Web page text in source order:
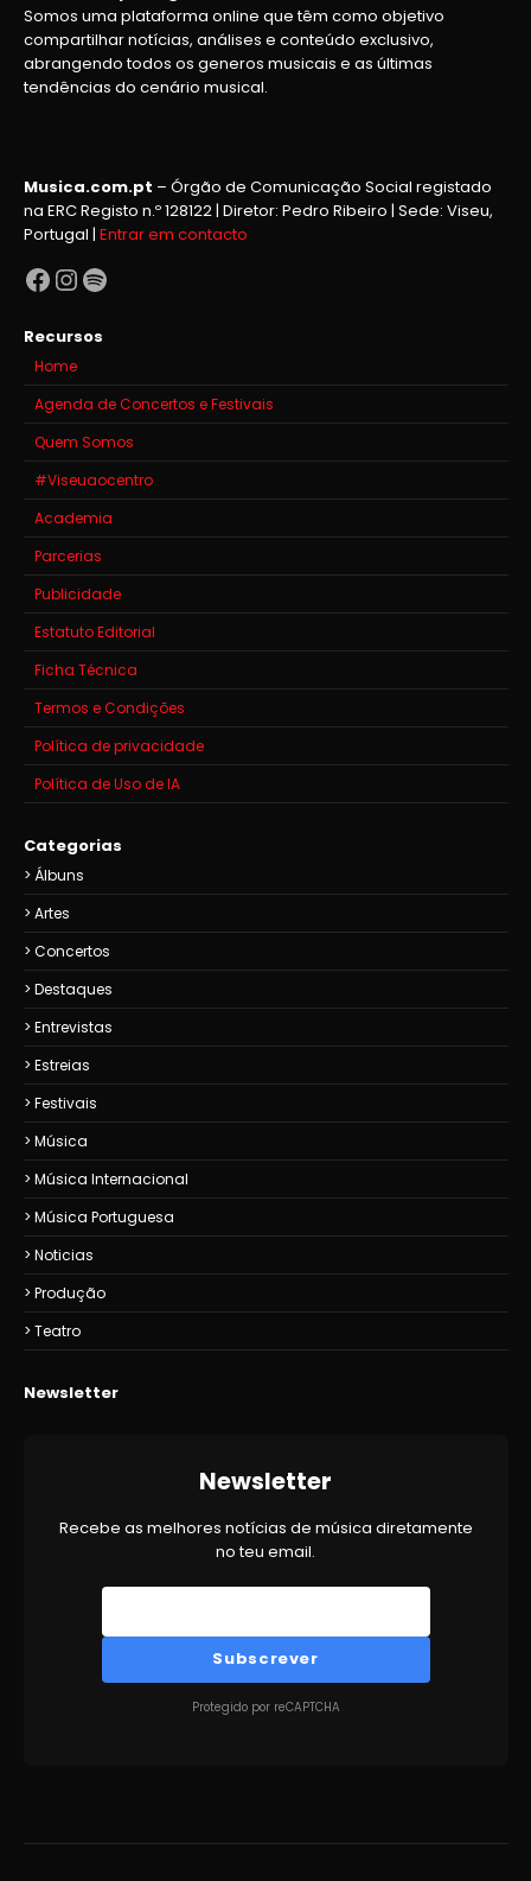
Somos uma plataforma online que têm como objetivo
compartilhar notícias, análises e conteúdo exclusivo,
abrangendo todos os generos musicais e as últimas
tendências do cenário musical.
Musica.com.pt – Órgão de Comunicação Social registado
na ERC Registo n.º 128122 | Diretor: Pedro Ribeiro | Sede: Viseu,
Portugal | Entrar em contacto
Facebook
Instagram
Spotify
Recursos
Home
Agenda de Concertos e Festivais
Quem Somos
#Viseuaocentro
Academia
Parcerias
Publicidade
Estatuto Editorial
Ficha Técnica
Termos e Condições
Política de privacidade
Política de Uso de IA
Categorias
Álbuns
Artes
Concertos
Destaques
Entrevistas
Estreias
Festivais
Música
Música Internacional
Música Portuguesa
Noticias
Produção
Teatro
Newsletter
Newsletter
Recebe as melhores notícias de música diretamente
no teu email.
Subscrever
Protegido por reCAPTCHA